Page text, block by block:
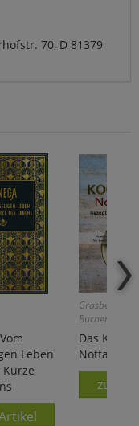
70, D 81379
Leben
Grasberger/
Bucher:
Das
Notfall &
zum